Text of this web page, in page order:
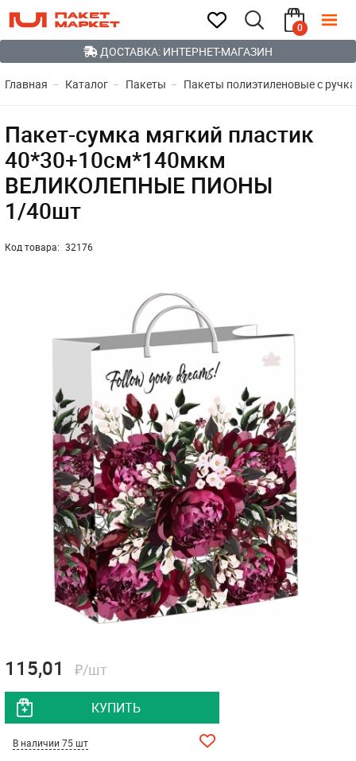
0
ДОСТАВКА: ИНТЕРНЕТ-МАГАЗИН
Главная Каталог Пакеты Пакеты полиэтиленовые с
Пакет-сумка мягкий пластик
40*30+10см*140мкм
ВЕЛИКОЛЕПНЫЕ ПИОНЫ
1/40шт
Код товара: 32176
115,01 ₽/шт
КУПИТЬ
В наличии 75 шт